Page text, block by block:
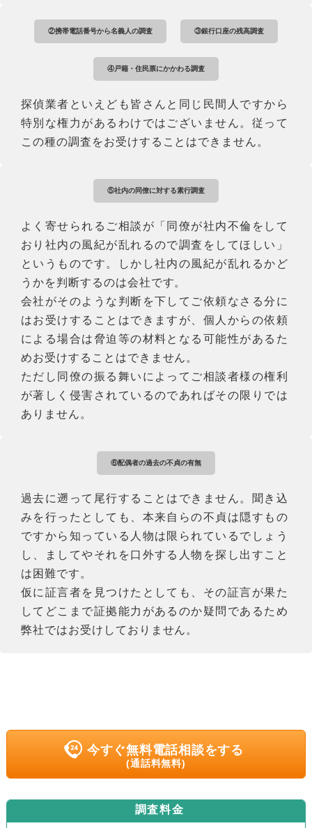
②携帯電話番号から名義人の調査 ③銀行口座の残高調査
④戸籍・住民票にかかわる調査
探偵業者といえども皆さんと同じ民間人ですから
特別な権力があるわけではございません。従って
この種の調査をお受けすることはできません。
⑤社内の同僚に対する素行調査
よく寄せられるご相談が「同僚が社内不倫をして
おり社内の風紀が乱れるので調査をしてほしい」
というものです。しかし社内の風紀が乱れるかど
うかを判断するのは会社です。
会社がそのような判断を下してご依頼なさる分に
はお受けすることはできますが、個人からの依頼
による場合は脅迫等の材料となる可能性があるた
めお受けすることはできません。
ただし同僚の振る舞いによってご相談者様の権利
が著しく侵害されているのであればその限りでは
ありません。
⑥配偶者の過去の不貞の有無
過去に遡って尾行することはできません。聞き込
みを行ったとしても、本来自らの不貞は隠すもの
ですから知っている人物は限られているでしょう
し、ましてやそれを口外する人物を探し出すこと
は困難です。
仮に証言者を見つけたとしても、その証言が果た
してどこまで証拠能力があるのか疑問であるため
弊社ではお受けしておりません。
今すぐ無料電話相談をする
(通話料無料)
調査料金